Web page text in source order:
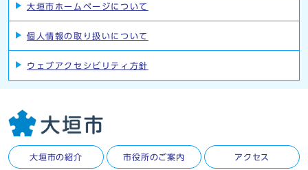
大垣市ホームページについて
個人情報の取り扱いについて
ウェブアクセシビリティ方針
大垣市の紹介 市役所のご案内 アクセス